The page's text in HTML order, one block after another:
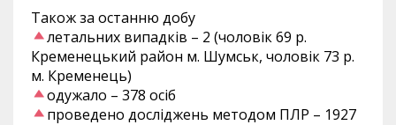
Також за останню добу
летальних випадків – 2 (чоловік 69 р.
Кременецький район м. Шумськ, чоловік 73 р.
м. Кременець)
одужало – 378 осіб
проведено досліджень методом ПЛР – 1927